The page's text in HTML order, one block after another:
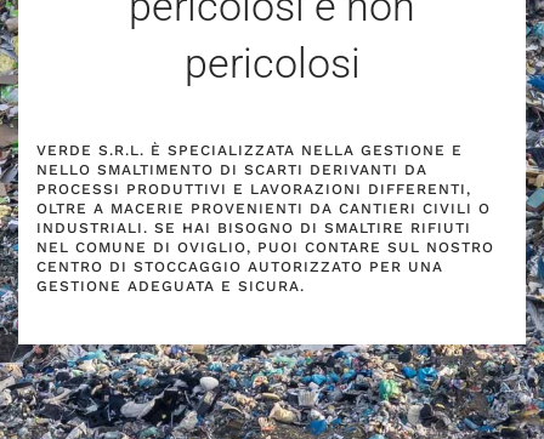
pericolosi
VERDE S.R.L. È SPECIALIZZATA NELLA GESTIONE E
NELLO SMALTIMENTO DI SCARTI DERIVANTI DA
PROCESSI PRODUTTIVI E LAVORAZIONI DIFFERENTI,
OLTRE A MACERIE PROVENIENTI DA CANTIERI CIVILI O
INDUSTRIALI. SE HAI BISOGNO DI SMALTIRE RIFIUTI
NEL COMUNE DI OVIGLIO, PUOI CONTARE SUL NOSTRO
CENTRO DI STOCCAGGIO AUTORIZZATO PER UNA
GESTIONE ADEGUATA E SICURA.